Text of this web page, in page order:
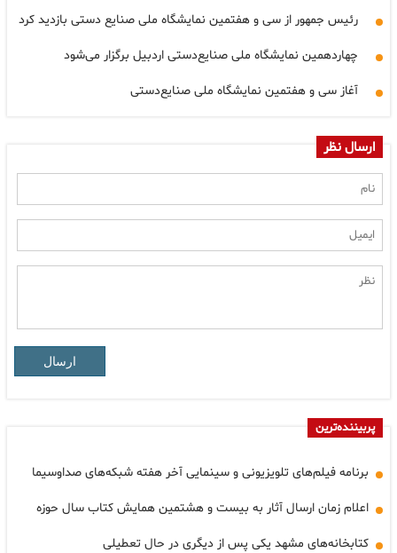
رئیس جمهور از سی و هفتمین نمایشگاه ملی صنایع دستی بازدید کرد
چهاردهمین نمایشگاه ملی صنایع‌دستی اردبیل برگزار می‌شود
آغاز سی و هفتمین نمایشگاه ملی صنایع‌دستی
ارسال نظر
ارسال
پربیننده‌ترین
برنامه فیلم‌های تلویزیونی و سینمایی آخر هفته شبکه‌های صداوسیما
اعلام زمان ارسال آثار به بیست و هشتمین همایش کتاب سال حوزه
کتابخانه‌های مشهد یکی پس از دیگری در حال تعطیلی